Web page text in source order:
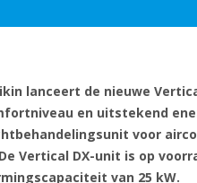
lanceert de nieuwe
en uitstekend
voor
Vertical DX-unit is op
van 25 kW.